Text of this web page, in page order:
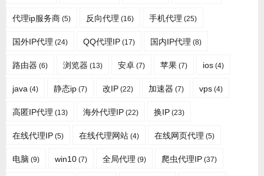
代理ip服务商 (5) 反向代理 (16) 手机代理 (25)
国外IP代理 (24) QQ代理IP (17) 国内IP代理 (8)
路由器 (6) 浏览器 (13) 安卓 (7) 苹果 (7) ios (4)
java (4) 静态ip (7) 改IP (22) 加速器 (7) vps (4)
高匿IP代理 (13) 海外代理IP (22) 换IP (23)
在线代理IP (5) 在线代理网站 (4) 在线网页代理 (5)
电脑 (9) win10 (7) 全局代理 (9) 爬虫代理IP (37)